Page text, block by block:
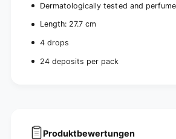
Dermatologically tested and
Length: 27.7 cm
4 drops
24 deposits per pack
Produktbewertungen